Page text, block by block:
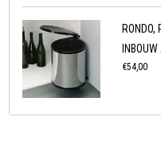
€54,00